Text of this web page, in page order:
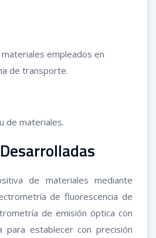
empleados en
de transporte.
de materiales.
de materiales mediante
de fluorescencia de
de emisión óptica con
para establecer con precisión